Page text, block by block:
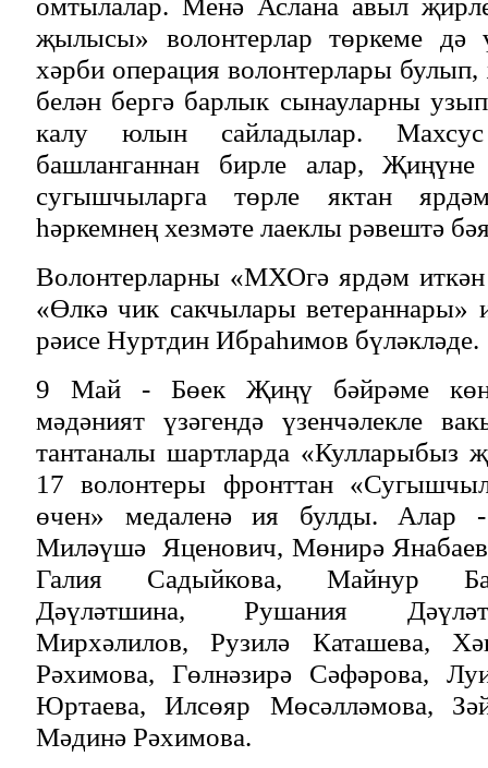
җылысы» волонтерлар төркеме дә
хәрби операция волонтерлары булып,
белән бергә барлык сынауларны
калу юлын сайладылар.
башланганнан бирле алар,
сугышчыларга төрле яктан
һәркемнең хезмәте лаеклы рәвештә
Волонтерларны «МХОгә ярдәм иткән
«Өлкә чик сакчылары
рәисе Нуртдин Ибраһимов бүләкләде.
9 Май - Бөек Җиңү бәйрәме
мәдәният үзәгендә үзенчәлекле
тантаналы шартларда «Кулларыбыз
17 волонтеры фронттан
өчен» медаленә ия булды. Алар -
Миләүшә Яценович, Мөнирә
Галия Садыйкова, Майнур
Дәүләтшина, Рушания
Мирхәлилов, Рузилә Каташева,
Рәхимова, Гөлнәзирә Сәфәрова,
Юртаева, Илсөяр Мөсәлләмова,
Мәдинә Рәхимова.